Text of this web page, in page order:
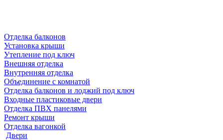
Отделка балконов
Установка крыши
Утепление под ключ
Внешняя отделка
Внутренняя отделка
Объединение с комнатой
Отделка балконов и лоджий под ключ
Входные пластиковые двери
Отделка ПВХ панелями
Ремонт крыши
Отделка вагонкой
Двери